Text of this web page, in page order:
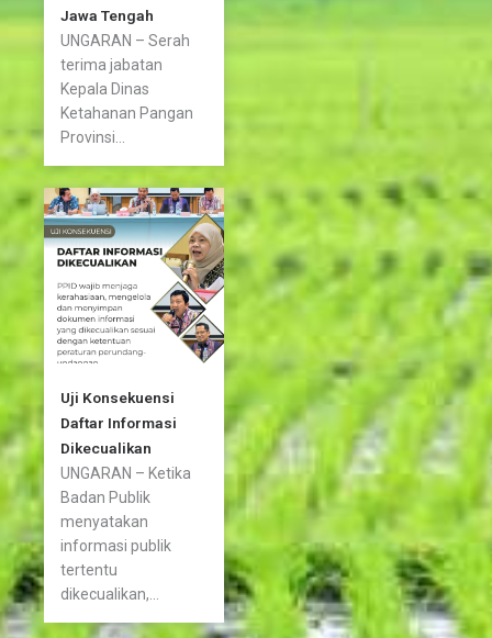
Jawa Tengah
UNGARAN – Serah
terima jabatan
Kepala Dinas
Ketahanan Pangan
Provinsi...
Uji Konsekuensi
Daftar Informasi
Dikecualikan
UNGARAN – Ketika
Badan Publik
menyatakan
informasi publik
tertentu
dikecualikan,...